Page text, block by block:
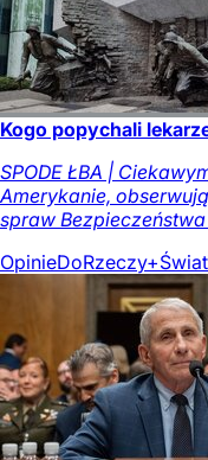
Kogo popychali
SPODE ŁBA |
Amerykanie,
spraw
OpinieDoRzeczy+Świat